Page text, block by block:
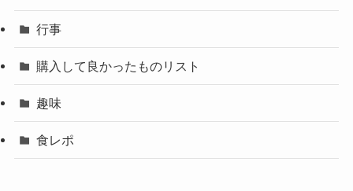
行事
購入して良かったものリスト
趣味
食レポ